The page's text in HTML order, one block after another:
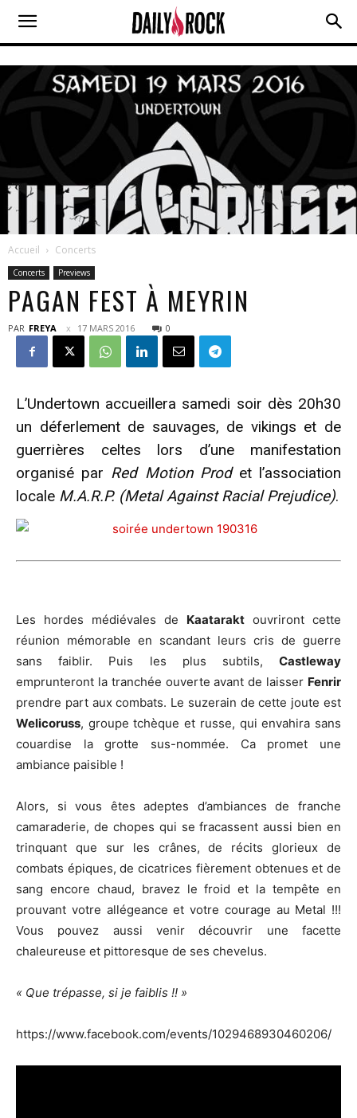
Accueil Concerts
Concerts Previews
PAGAN FEST À MEYRIN
PAR FREYA 17 MARS 2016 0
L’Undertown accueillera samedi soir dès 20h30
un déferlement de sauvages, de vikings et de
guerrières celtes lors d’une manifestation
organisé par Red Motion Prodet l’association
locale M.A.R.P. (Metal Against Racial Prejudice).
Les hordes médiévales de Kaatarakt ouvriront cette
réunion mémorable en scandant leurs cris de guerre
sans faiblir. Puis les plus subtils, Castleway
emprunteront la tranchée ouverte avant de laisser Fenrir
prendre part aux combats. Le suzerain de cette joute est
Welicoruss, groupe tchèque et russe, qui envahira sans
couardise la grotte sus-nommée. Ca promet une
ambiance paisible !
Alors, si vous êtes adeptes d’ambiances de franche
camaraderie, de chopes qui se fracassent aussi bien en
trinquant que sur les crânes, de récits glorieux de
combats épiques, de cicatrices fièrement obtenues et de
sang encore chaud, bravez le froid et la tempête en
prouvant votre allégeance et votre courage au Metal !!!
Vous pouvez aussi venir découvrir une facette
chaleureuse et pittoresque de ses chevelus.
« Que trépasse, si je faiblis !! »
https://www.facebook.com/events/1029468930460206/